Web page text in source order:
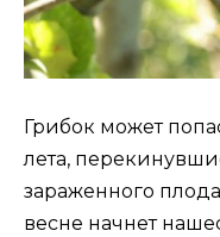
Грибок может
лета,
зараженного
весне начнет